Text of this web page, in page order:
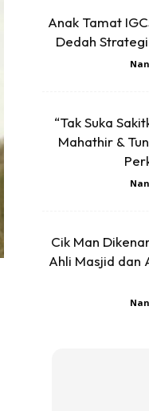
Anak Tamat
Dedah
“Tak Suka
Mahathir &
Cik Man
Ahli Masjid dan